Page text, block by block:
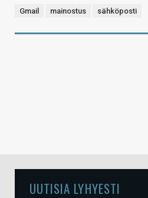
Gmail mainostus sähköposti
UUTISIA LYHYESTI